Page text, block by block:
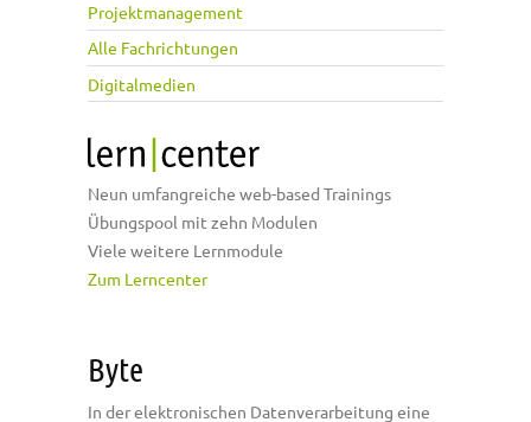
Projektmanagement
Alle Fachrichtungen
Digitalmedien
Neun umfangreiche web-based Trainings
Übungspool mit zehn Modulen
Viele weitere Lernmodule
Zum Lerncenter
Byte
In der elektronischen Datenverarbeitung eine